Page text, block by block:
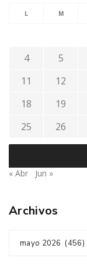
L M
4
5
11
12
18
19
25
26
« Abr Jun »
Archivos
mayo 2026 (456)